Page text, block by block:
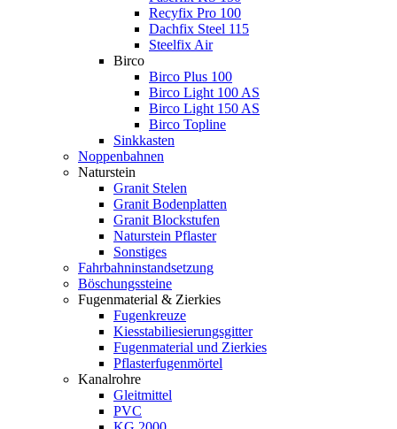
Recyfix Pro 100
Dachfix Steel 115
Steelfix Air
Birco
Birco Plus 100
Birco Light 100 AS
Birco Light 150 AS
Birco Topline
Sinkkasten
Noppenbahnen
Naturstein
Granit Stelen
Granit Bodenplatten
Granit Blockstufen
Naturstein Pflaster
Sonstiges
Fahrbahninstandsetzung
Böschungssteine
Fugenmaterial & Zierkies
Fugenkreuze
Kiesstabiliesierungsgitter
Fugenmaterial und Zierkies
Pflasterfugenmörtel
Kanalrohre
Gleitmittel
PVC